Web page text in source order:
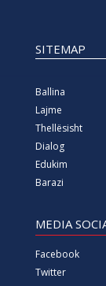
SITEMAP
Ballina
Lajme
Thellësisht
Dialog
Edukim
Barazi
MEDIA
Facebook
Twitter